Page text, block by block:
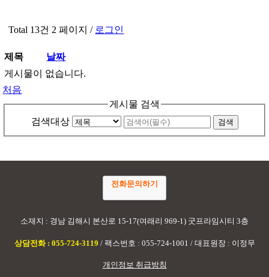
Total 13건 2 페이지 / 로그인
제목
날짜
게시물이 없습니다.
처음
게시물 검색
검색대상
전화문의하기
소재지 : 경남 김해시 본산로 15-17(여래리 969-1) 굿프라임시티 3층
상담전화 : 055-724-3119 / 팩스번호 : 055-724-1001 / 대표원장 : 이정무
개인정보 취급방침